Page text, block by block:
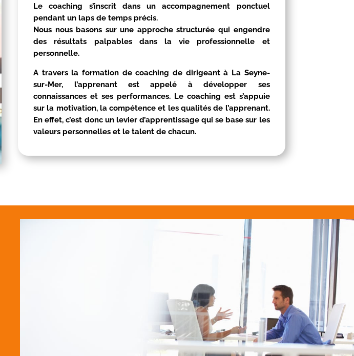
Le coaching s’inscrit dans un accompagnement ponctuel
pendant un laps de temps précis.
Nous nous basons sur une approche structurée qui engendre
des résultats palpables dans la vie professionnelle et
personnelle.
A travers la formation de coaching de dirigeant à La Seyne-
sur-Mer, l’apprenant est appelé à développer ses
connaissances et ses performances. Le coaching est s’appuie
sur la motivation, la compétence et les qualités de l’apprenant.
En effet, c’est donc un levier d’apprentissage qui se base sur les
valeurs personnelles et le talent de chacun.